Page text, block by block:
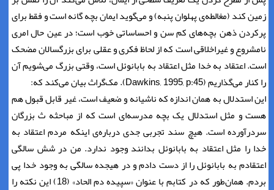
زمین کند (مغالطه‌ی پهلوان پنبه) و می‌گوید ایمان بچه گانه است و فقط برای
پرکردن ذهن بچه‌های کم سن و احساساتی خوب است؛ در عین حال امری
نامشروع و غیراخلاقی است که از لحاظ فکری و عقلی برای بزرگسالان مضحک
است. اعتقاد به خدا مثل اعتقاد به بابانوئل است، وقتی بزرگ می‌شویم آن
را کنار می‌گذاریم (Dawkins, 1995, p:45). مک‌گراث بیان می‌کند که:
این استدلال به همان اندازه که ناشیانه و ضعیف است، غیر قابل قبول هم
هست و مثل استدلال یک بچه مدرسه‌ای است که از مباحثه ث بزرگان
سردرآورده است. هیچ سند تجربی جدی درباره‌ی اینکه مردم اعتقاد به
خدا را مثل اعتقاد به بابانوئل بدانند وجود ندارد. من در شش سالگی
اعتقادم به بابانوئل را از دست دادم و در هیجده سالگی به وجود خدا پی
بردم. همان‌طور که در کتابم با عنوان «سپیده دم الحاد» (18) این نکته را